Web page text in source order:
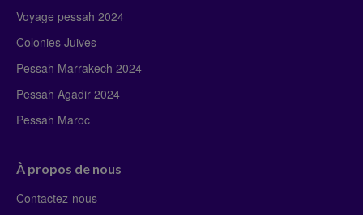
Voyage pessah 2024
Colonies Juives
Pessah Marrakech 2024
Pessah Agadir 2024
Pessah Maroc
À propos de nous
Contactez-nous